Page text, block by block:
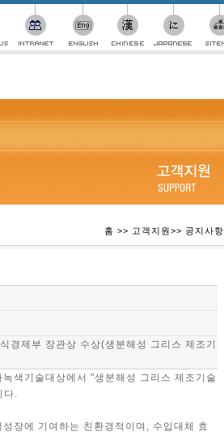
홈 >> 고객지원>> 공지사항
경제부 장관상 수상(생분해성 그리스 제조기
색기술대상에서 "생분해성 그리스 제조기술
다.
장에 기여하는 친환경적이며, 수입대체 효